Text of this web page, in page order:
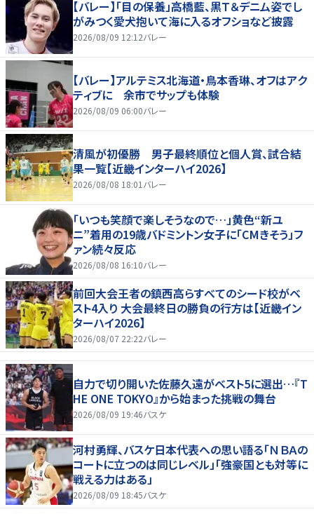
【バレー】「目の保養」高橋藍、黒Ｔ＆デニム姿でし
がみつく愛犬抱いて海に入るオフショなど披露
2026/08/09 12:12バレー
【バレー】アルテミス北海道・鳥本香琳、オフはアク
ティブに 余市でサップも体験
2026/08/09 06:00バレー
清風が初優勝 男子最終順位と個人賞、試合結
果一覧【近畿インターハイ2026】
2026/08/08 18:01 バレー
「いつも笑顔で楽しそうなので…」黄色“新ユ
ニ”着用の19歳バドミントン女子に「CMきそう」フ
ァン続々反応
2026/08/08 16:10バレー
前回大会王者の鎮西高らすべてのシード校がベ
スト4入り 大会最終日の勝負の行方は【近畿イン
ターハイ2026】
2026/08/07 22:22バレー
自力で切り開いた佐藤久遠がベスト5に選出…『T
HE ONE TOKYO』から始まった挑戦の舞台
2026/08/09 19:46バスケ
河村勇輝、バスケ日本代表への思い語る「ＮＢＡの
コートに立つのは同じレベル」「強豪国とも対等に
戦える力はある」
2026/08/09 18:45バスケ